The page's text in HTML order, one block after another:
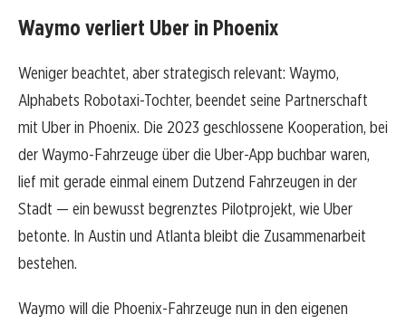
Waymo verliert Uber in Phoenix
Weniger beachtet, aber strategisch relevant: Waymo,
Alphabets Robotaxi-Tochter, beendet seine Partnerschaft
mit Uber in Phoenix. Die 2023 geschlossene Kooperation, bei
der Waymo-Fahrzeuge über die Uber-App buchbar waren,
lief mit gerade einmal einem Dutzend Fahrzeugen in der
Stadt — ein bewusst begrenztes Pilotprojekt, wie Uber
betonte. In Austin und Atlanta bleibt die Zusammenarbeit
bestehen.
Waymo will die Phoenix-Fahrzeuge nun in den eigenen